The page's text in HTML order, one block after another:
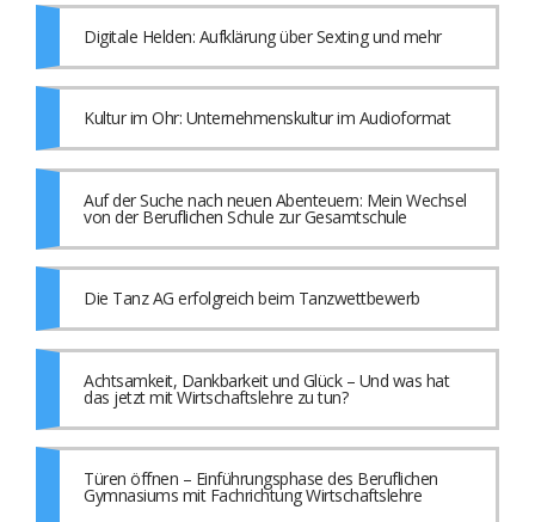
Digitale Helden: Aufklärung über Sexting und mehr
Kultur im Ohr: Unternehmenskultur im Audioformat
Auf der Suche nach neuen Abenteuern: Mein Wechsel
von der Beruflichen Schule zur Gesamtschule
Die Tanz AG erfolgreich beim Tanzwettbewerb
Achtsamkeit, Dankbarkeit und Glück – Und was hat
das jetzt mit Wirtschaftslehre zu tun?
Türen öffnen – Einführungsphase des Beruflichen
Gymnasiums mit Fachrichtung Wirtschaftslehre